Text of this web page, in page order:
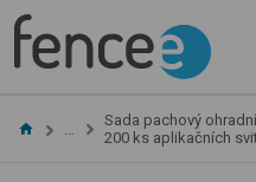
…
Sada pachový
200 ks aplikačních